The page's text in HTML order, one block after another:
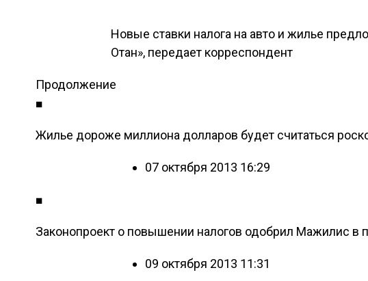
Новые ставки налога на авто и жилье
Отан», передает корреспондент
Продолжение
■
Жилье дороже миллиона долларов будет считаться
07 октября 2013 16:29
■
Законопроект о повышении налогов одобрил Мажилис в
09 октября 2013 11:31